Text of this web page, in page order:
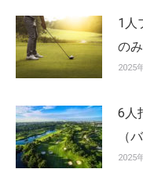
1人
の
2025
6人
（
2025